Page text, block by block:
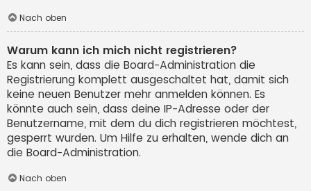
Nach oben
Warum kann ich mich nicht registrieren?
Es kann sein, dass die Board-Administration die
Registrierung komplett ausgeschaltet hat, damit sich
keine neuen Benutzer mehr anmelden können. Es
könnte auch sein, dass deine IP-Adresse oder der
Benutzername, mit dem du dich registrieren möchtest,
gesperrt wurden. Um Hilfe zu erhalten, wende dich an
die Board-Administration.
Nach oben